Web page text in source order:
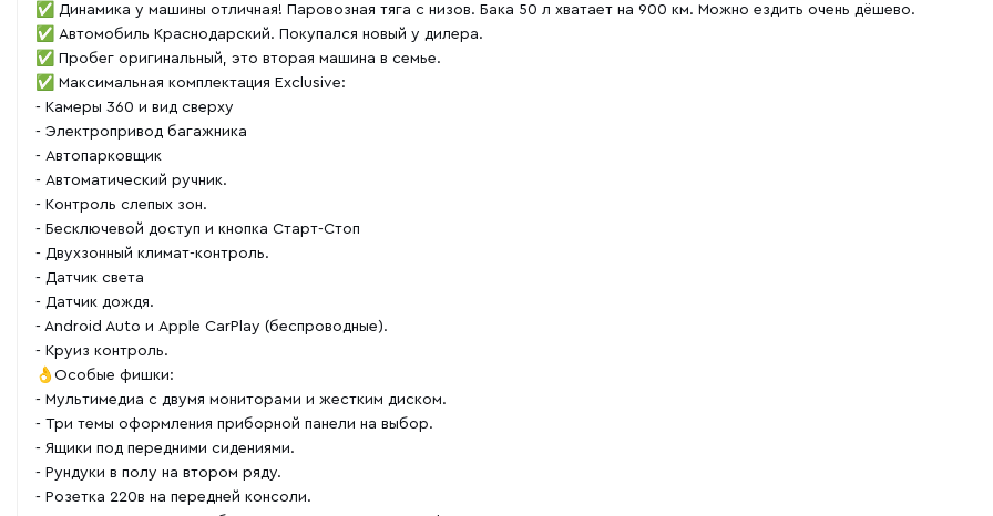
✅ Динамика у машины отличная! Паровозная тяга с низов. Бака 50 л хватает на 900 км. Можно ездить очень дёшево.
✅ Автомобиль Краснодарский. Покупался новый у дилера.
✅ Пробег оригинальный, это вторая машина в семье.
✅ Максимальная комплектация Exclusive:
- Камеры 360 и вид сверху
- Электропривод багажника
- Автопарковщик
- Автоматический ручник.
- Контроль слепых зон.
- Бесключевой доступ и кнопка Старт-Стоп
- Двухзонный климат-контроль.
- Датчик света
- Датчик дождя.
- Android Auto и Apple CarPlay (беспроводные).
- Круиз контроль.
👌Особые фишки:
- Мультимедиа с двумя мониторами и жестким диском.
- Три темы оформления приборной панели на выбор.
- Ящики под передними сидениями.
- Рундуки в полу на втором ряду.
- Розетка 220в на передней консоли.